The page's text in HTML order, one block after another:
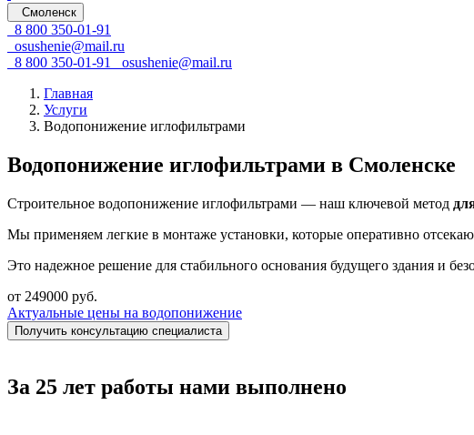
Смоленск
8 800 350-01-91
osushenie@mail.ru
8 800 350-01-91
osushenie@mail.ru
Главная
Услуги
Водопонижение иглофильтрами
Водопонижение иглофильтрами в Смоленске
Строительное водопонижение иглофильтрами — наш ключевой метод
Мы применяем легкие в монтаже установки, которые оперативно
Это надежное решение для стабильного основания будущего здания и
от 249000 руб.
Актуальные цены на водопонижение
Получить консультацию специалиста
За 25 лет работы нами выполнено